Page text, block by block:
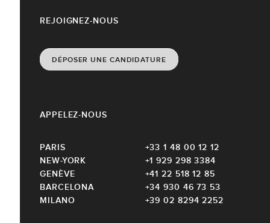
REJOIGNEZ-NOUS
DÉPOSER UNE CANDIDATURE
APPELEZ-NOUS
PARIS
+33 1 48 00 12 12
NEW-YORK
+1 929 298 3384
GENÈVE
+41 22 518 12 85
BARCELONA
+34 930 46 73 53
MILANO
+39 02 8294 2252